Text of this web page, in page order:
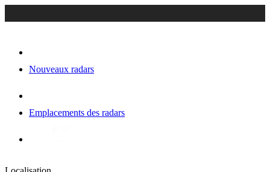
Nouveaux radars
Emplacements des radars